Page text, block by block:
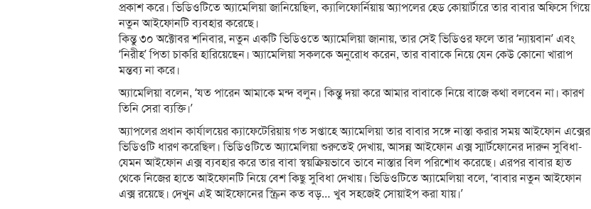
প্রকাশ করে। ভিডিওটিতে অ্যামেলিয়া জানিয়েছিল, ক্যালিফোর্নিয়ায় অ্যাপলের হেড কোয়ার্টারে তার বাবার অফিসে গিয়ে
নতুন আইফোনটি ব্যবহার করেছে।
কিন্তু ৩০ অক্টোবর শনিবার, নতুন একটি ভিডিওতে অ্যামেলিয়া জানায়, তার সেই ভিডিওর ফলে তার ‘ন্যায়বান’ এবং
‘নিরীহ’ পিতা চাকরি হারিয়েছেন। অ্যামেলিয়া সকলকে অনুরোধ করেন, তার বাবাকে নিয়ে যেন কেউ কোনো খারাপ
মন্তব্য না করে।
অ্যামেলিয়া বলেন, ‘যত পারেন আমাকে মন্দ বলুন। কিন্তু দয়া করে আমার বাবাকে নিয়ে বাজে কথা বলবেন না। কারণ
তিনি সেরা ব্যক্তি।’
অ্যাপলের প্রধান কার্যালয়ের ক্যাফেটেরিয়ায় গত সপ্তাহে অ্যামেলিয়া তার বাবার সঙ্গে নাস্তা করার সময় আইফোন এক্সের
ভিডিওটি ধারণ করেছিল। ভিডিওটিতে অ্যামেলিয়া শুরুতেই দেখায়, আসন্ন আইফোন এক্স স্মার্টফোনের দারুন সুবিধা-
যেমন আইফোন এক্স ব্যবহার করে তার বাবা স্বয়ক্রিয়ভাবে ভাবে নাস্তার বিল পরিশোধ করেছে। এরপর বাবার হাত
থেকে নিজের হাতে আইফোনটি নিয়ে বেশ কিছু সুবিধা দেখায়। ভিডিওটিতে অ্যামেলিয়া বলে, ‘বাবার নতুন আইফোন
এক্স রয়েছে। দেখুন এই আইফোনের স্ক্রিন কত বড়… খুব সহজেই সোয়াইপ করা যায়।’